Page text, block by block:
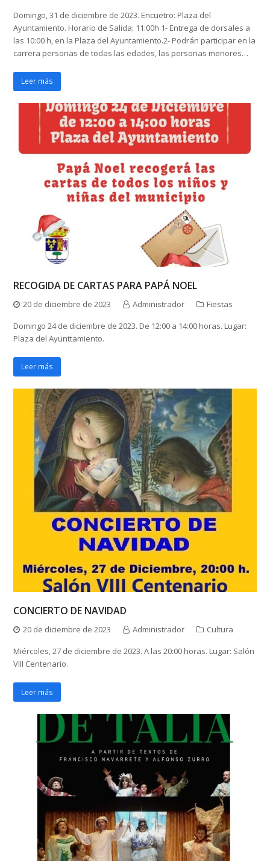
Domingo, 31 de diciembre de 2023. Encuetro: Plaza del
Ayuntamiento. Horario de Salida: 11:00h 1- Entrega de dorsales a
las 10:00 h, en la Plaza del Ayuntamiento.2- Podrán participar en la
carrera personas de todas las edades, las personas menores…
Leer más
RECOGIDA DE CARTAS PARA PAPÁ NOEL
20 de diciembre de 2023 Administrador
Fiestas
Domingo 24 de diciembre de 2023. De 12:00 a 14:00 horas. Lugar:
Plaza del Ayunttamiento.
Leer más
CONCIERTO DE NAVIDAD
20 de diciembre de 2023 Administrador
Cultura
Miércoles, 27 de diciembre de 2023. A las 20:00 horas. Lugar: Salón
VIII Centenario.
Leer más